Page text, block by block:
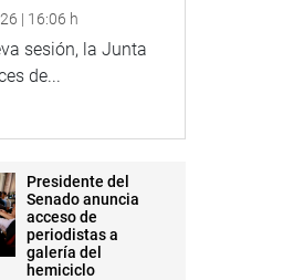
| 16:06 h
sesión, la Junta
de...
Presidente del
Senado anuncia
acceso de
periodistas a
galería del
hemiciclo